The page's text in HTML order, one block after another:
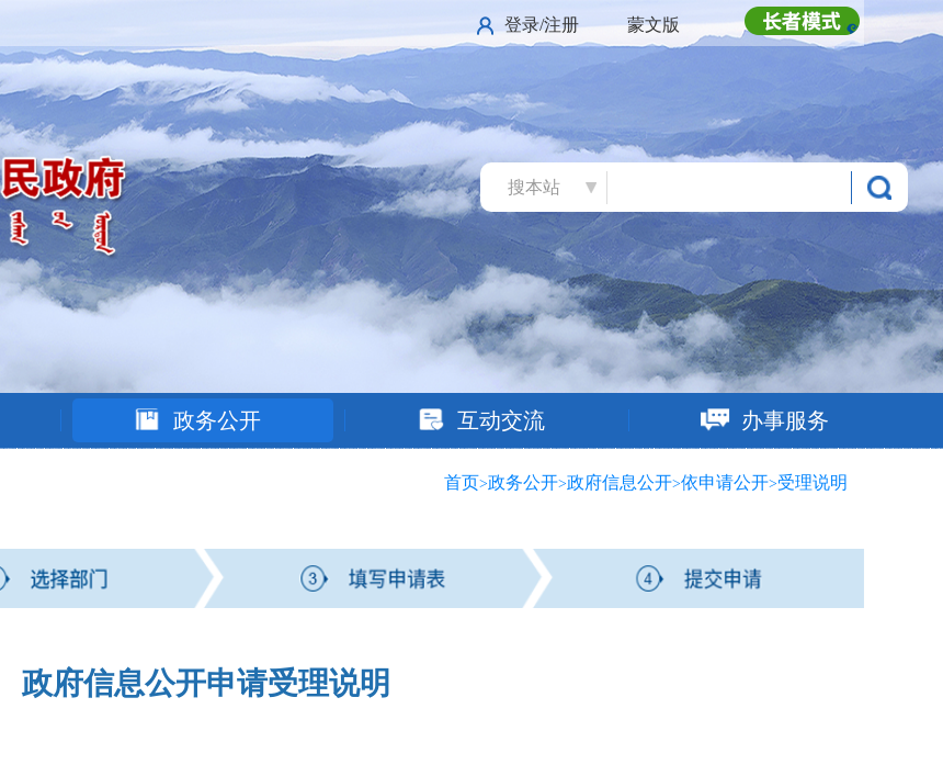
登录/注册 蒙文版
搜本站
政务公开 互动交流 办事服务
首页>政务公开>政府信息公开>依申请公开>受理说明
政府信息公开申请受理说明